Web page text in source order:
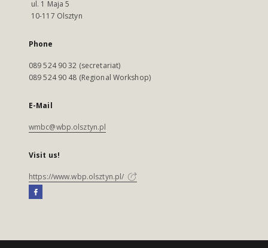
ul. 1 Maja 5
10-117 Olsztyn
Phone
089 524 90 32 (secretariat)
089 524 90 48 (Regional Workshop)
E-Mail
wmbc@wbp.olsztyn.pl
Visit us!
https://www.wbp.olsztyn.pl/